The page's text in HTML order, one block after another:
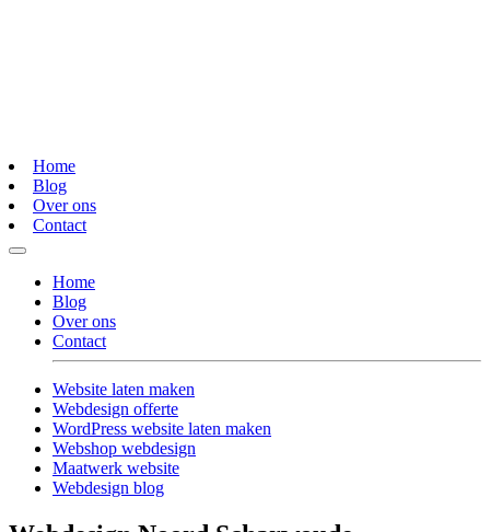
Home
Blog
Over ons
Contact
Home
Blog
Over ons
Contact
Website laten maken
Webdesign offerte
WordPress website laten maken
Webshop webdesign
Maatwerk website
Webdesign blog